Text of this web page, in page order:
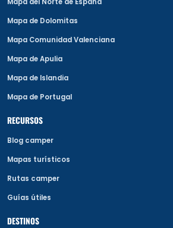
Mapa de Dolomitas
Mapa Comunidad Valenciana
Mapa de Apulia
Mapa de Islandia
Mapa de Portugal
RECURSOS
Blog camper
Mapas turísticos
Rutas camper
Guías útiles
DESTINOS